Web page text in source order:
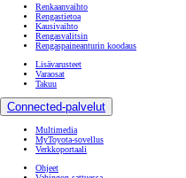
Renkaanvaihto
Rengastietoa
Kausivaihto
Rengasvalitsin
Rengaspaineanturin koodaus
Lisävarusteet
Varaosat
Takuu
Connected-palvelut
Multimedia
MyToyota-sovellus
Verkkoportaali
Ohjeet